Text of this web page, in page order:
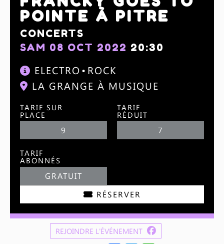
POINTE À PITRE
CONCERTS
SAM 08 OCT 2022 20:30
ELECTRO
ROCK
LA GRANGE À MUSIQUE
TARIF SUR
PLACE
9
TARIF
RÉDUIT
7
TARIF
ABONNÉS
GRATUIT
RÉSERVER
REJOINDRE L'ÉVÉNEMENT